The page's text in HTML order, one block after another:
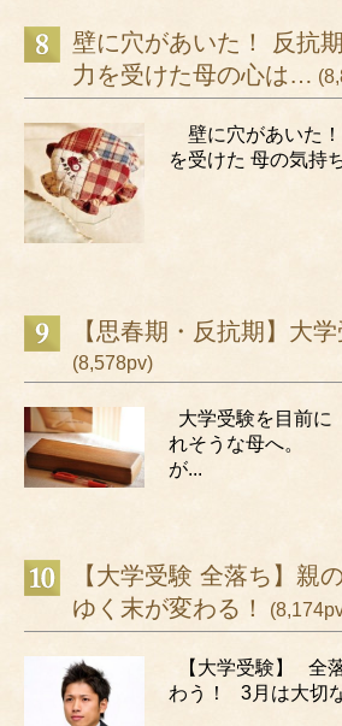
壁に穴があいた！ 反抗
力を受けた母の心は…
壁に穴があいた
を受けた 母の気
【思春期・反抗期】大
(8,578pv)
大学受験を目前
れそうな母へ。
が...
【大学受験 全落ち】親
ゆく末が変わる！
【大学受験】 全
わう！ 3月は大切